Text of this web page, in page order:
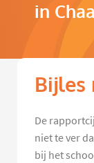
in
Bijles
De
niet te ver
bij het